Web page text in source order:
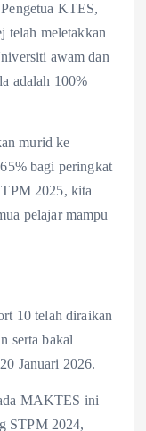
KTES,
telah meletakkan
awam dan
adalah 100%
murid ke
bagi peringkat
2025, kita
pelajar mampu
10 telah diraikan
serta bakal
Januari 2026.
MAKTES ini
STPM 2024,